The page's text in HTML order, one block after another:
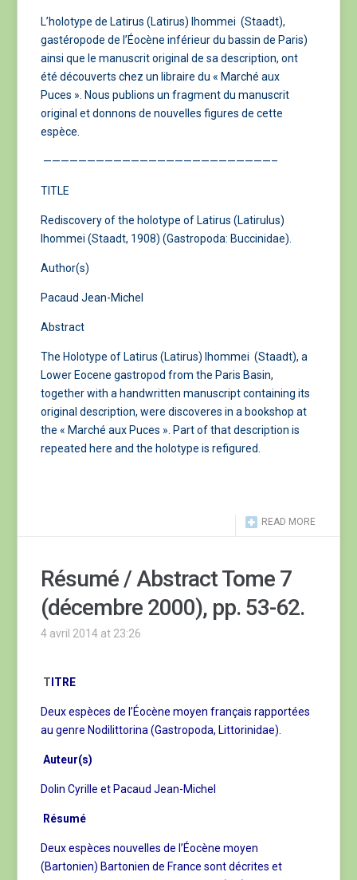
L’holotype de Latirus (Latirus) lhommei (Staadt),
gastéropode de l’Éocène inférieur du bassin de Paris)
ainsi que le manuscrit original de sa description, ont
été découverts chez un libraire du « Marché aux
Puces ». Nous publions un fragment du manuscrit
original et donnons de nouvelles figures de cette
espèce.
——————————————————————————–
TITLE
Rediscovery of the holotype of Latirus (Latirulus)
lhommei (Staadt, 1908) (Gastropoda: Buccinidae).
Author(s)
Pacaud Jean-Michel
Abstract
The Holotype of Latirus (Latirus) lhommei (Staadt), a
Lower Eocene gastropod from the Paris Basin,
together with a handwritten manuscript containing its
original description, were discoveres in a bookshop at
the « Marché aux Puces ». Part of that description is
repeated here and the holotype is refigured.
READ MORE
Résumé / Abstract Tome 7
(décembre 2000), pp. 53-62.
4 avril 2014 at 23:26
T ITRE
Deux espèces de l’Éocène moyen français rapportées
au genre Nodilittorina (Gastropoda, Littorinidae).
Auteur(s)
Dolin Cyrille et Pacaud Jean-Michel
Résumé
Deux espèces nouvelles de l’Éocène moyen
(Bartonien) Bartonien de France sont décrites et